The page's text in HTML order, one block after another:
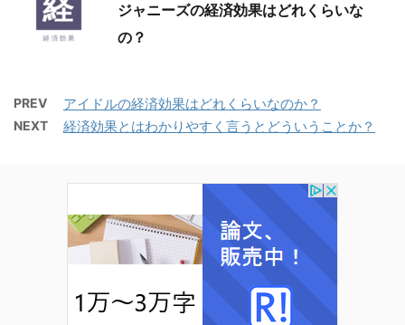
ジャニーズの経済効果はどれくらいな
の？
PREV アイドルの経済効果はどれくらいなのか？
NEXT 経済効果とはわかりやすく言うとどういうことか？